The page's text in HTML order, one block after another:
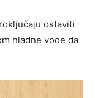
ostaviti
hladne vode da